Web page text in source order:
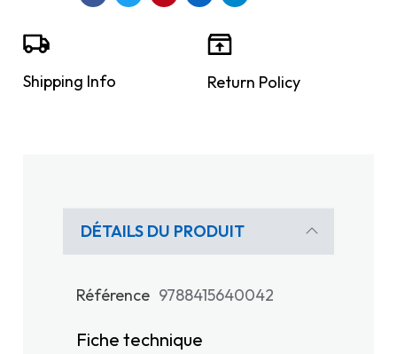
Shipping Info Return Policy
DÉTAILS DU PRODUIT
Référence 9788415640042
Fiche technique